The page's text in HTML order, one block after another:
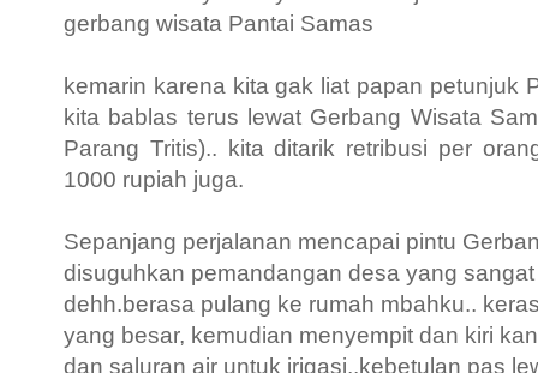
gerbang wisata Pantai Samas
kemarin karena kita gak liat papan petunjuk
kita bablas terus lewat Gerbang Wisata
Parang Tritis).. kita ditarik retribusi per
1000 rupiah juga.
Sepanjang perjalanan mencapai pintu
disuguhkan pemandangan desa yang
dehh.berasa pulang ke rumah mbahku..
yang besar, kemudian menyempit dan kiri
dan saluran air untuk irigasi..kebetulan pas